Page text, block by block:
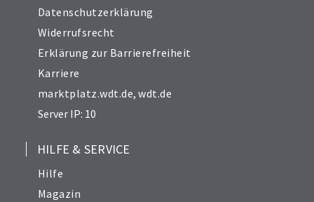
Datenschutzerklärung
Widerrufsrecht
Erklärung zur Barrierefreiheit
Karriere
marktplatz.wdt.de,wdt.de
Server IP: 10
HILFE & SERVICE
Hilfe
Magazin